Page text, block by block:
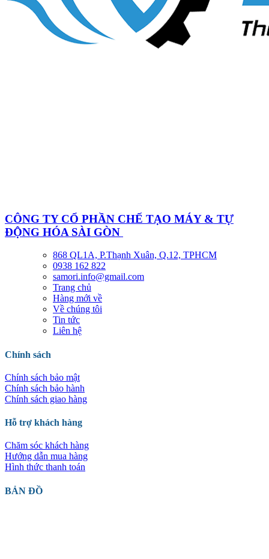
CÔNG TY CỔ PHẦN CHẾ TẠO MÁY & TỰ
ĐỘNG HÓA SÀI GÒN
868 QL1A, P.Thạnh Xuân, Q.12, TPHCM
0938 162 822
samori.info@gmail.com
Trang chủ
Hàng mới về
Về chúng tôi
Tin tức
Liên hệ
Chính sách
Chính sách bảo mật
Chính sách bảo hành
Chính sách giao hàng
Hỗ trợ khách hàng
Chăm sóc khách hàng
Hướng dẫn mua hàng
Hình thức thanh toán
BẢN ĐỒ